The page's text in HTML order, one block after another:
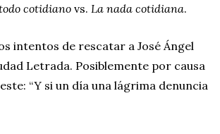
cotidiano vs. La nada cotidiana.
intentos de rescatar a José Ángel
Letrada. Posiblemente por causa
“Y si un día una lágrima denuncia